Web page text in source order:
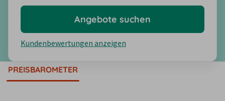
Kundenbewertungen anzeigen
Angebote suchen
PREISBAROMETER